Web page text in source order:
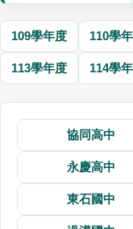
109學年度 110學
113學年度 114學
協同高中
永慶高中
東石國中